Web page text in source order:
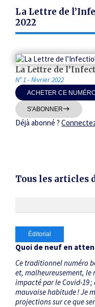
Thématiques
Du
La Lettre de
2022
La Lettre de
N° 1 - février 2022
ACHETER CE
S'ABONNER
Déjà abonné ?
Tous les articles
Éditorial
Quoi de neuf en
Ce traditionnel numéro
et, malheureusement, le
impacté par le Covid-19
mauvaise habitude ! Je
projections sur ce que